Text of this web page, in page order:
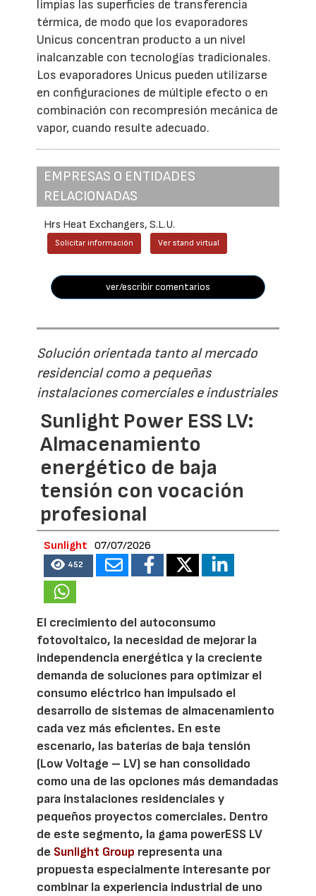
limpias las superficies de transferencia
térmica, de modo que los evaporadores
Unicus concentran producto a un nivel
inalcanzable con tecnologías tradicionales.
Los evaporadores Unicus pueden utilizarse
en configuraciones de múltiple efecto o en
combinación con recompresión mecánica de
vapor, cuando resulte adecuado.
EMPRESAS O ENTIDADES
RELACIONADAS
Hrs Heat Exchangers, S.L.U.
Solicitar información Ver stand virtual
ver/escribir comentarios
Solución orientada tanto al mercado
residencial como a pequeñas
instalaciones comerciales e industriales
Sunlight Power ESS LV:
Almacenamiento
energético de baja
tensión con vocación
profesional
Sunlight 07/07/2026
452
El crecimiento del autoconsumo
fotovoltaico, la necesidad de mejorar la
independencia energética y la creciente
demanda de soluciones para optimizar el
consumo eléctrico han impulsado el
desarrollo de sistemas de almacenamiento
cada vez más eficientes. En este
escenario, las baterías de baja tensión
(Low Voltage – LV) se han consolidado
como una de las opciones más demandadas
para instalaciones residenciales y
pequeños proyectos comerciales. Dentro
de este segmento, la gama powerESS LV
de Sunlight Group representa una
propuesta especialmente interesante por
combinar la experiencia industrial de uno